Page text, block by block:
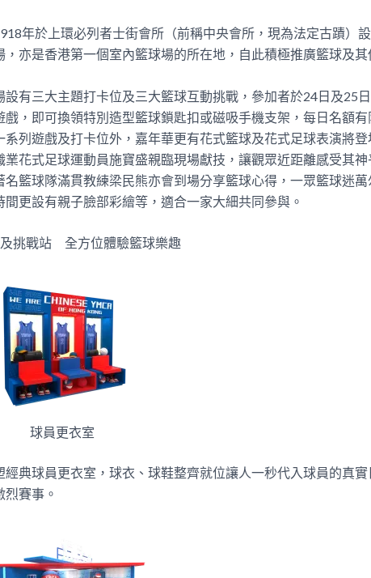
年於上環必列者士街會所（前稱中央會所，現為法定古蹟）
，亦是香港第一個室內籃球場的所在地，自此積極推廣籃球及其
設有三大主題打卡位及三大籃球互動挑戰，參加者於24日及25
戲，即可換領特別造型籃球鎖匙扣或磁吸手機支架，每日名額有
系列遊戲及打卡位外，嘉年華更有花式籃球及花式足球表演將
業花式足球運動員施寶盛親臨現場獻技，讓觀眾近距離感受其
名籃球隊滿貫教練梁民熊亦會到場分享籃球心得，一眾籃球迷
間更設有親子臉部彩繪等，適合一家大細共同參與。
挑戰站 全方位體驗籃球樂趣
球員更衣室
經典球員更衣室，球衣、球鞋整齊就位讓人一秒代入球員的真
賽事。